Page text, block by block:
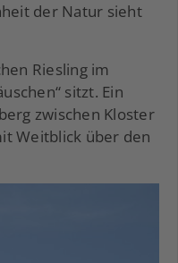
der Natur sieht
Riesling im
sitzt. Ein
zwischen Kloster
Weitblick über den